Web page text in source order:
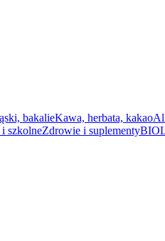
bakalieKawa, herbata, kakao
szkolneZdrowie i suplementyBIO